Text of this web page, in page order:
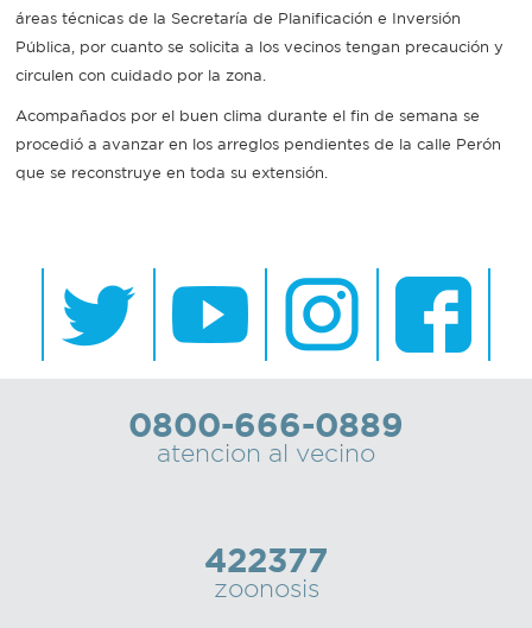
áreas técnicas de la Secretaría de Planificación e Inversión
Pública, por cuanto se solicita a los vecinos tengan precaución y
circulen con cuidado por la zona.
Acompañados por el buen clima durante el fin de semana se
procedió a avanzar en los arreglos pendientes de la calle Perón
que se reconstruye en toda su extensión.
0800-666-0889
atencion al vecino
422377
zoonosis